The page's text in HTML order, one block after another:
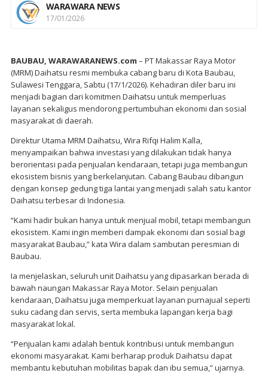
WARAWARA NEWS
17/01/2026
BAUBAU, WARAWARANEWS.com – PT Makassar Raya Motor
(MRM) Daihatsu resmi membuka cabang baru di Kota Baubau,
Sulawesi Tenggara, Sabtu (17/1/2026). Kehadiran diler baru ini
menjadi bagian dari komitmen Daihatsu untuk memperluas
layanan sekaligus mendorong pertumbuhan ekonomi dan sosial
masyarakat di daerah.
Direktur Utama MRM Daihatsu, Wira Rifqi Halim Kalla,
menyampaikan bahwa investasi yang dilakukan tidak hanya
berorientasi pada penjualan kendaraan, tetapi juga membangun
ekosistem bisnis yang berkelanjutan. Cabang Baubau dibangun
dengan konsep gedung tiga lantai yang menjadi salah satu kantor
Daihatsu terbesar di Indonesia.
“Kami hadir bukan hanya untuk menjual mobil, tetapi membangun
ekosistem. Kami ingin memberi dampak ekonomi dan sosial bagi
masyarakat Baubau,” kata Wira dalam sambutan peresmian di
Baubau.
Ia menjelaskan, seluruh unit Daihatsu yang dipasarkan berada di
bawah naungan Makassar Raya Motor. Selain penjualan
kendaraan, Daihatsu juga memperkuat layanan purnajual seperti
suku cadang dan servis, serta membuka lapangan kerja bagi
masyarakat lokal.
“Penjualan kami adalah bentuk kontribusi untuk membangun
ekonomi masyarakat. Kami berharap produk Daihatsu dapat
membantu kebutuhan mobilitas bapak dan ibu semua,” ujarnya.